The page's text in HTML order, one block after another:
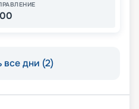
все дни (2)